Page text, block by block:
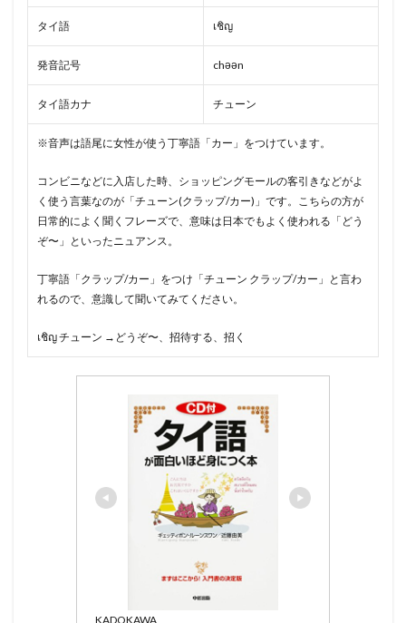
タイ語 เชิญ
発音記号 chəən
タイ語カナ チューン
※音声は語尾に女性が使う丁寧語「カー」をつけています。
コンビニなどに入店した時、ショッピングモールの客引きなどがよ
く使う言葉なのが「チューン(クラップ/カー)」です。こちらの方が
日常的によく聞くフレーズで、意味は日本でもよく使われる「どう
ぞ〜」といったニュアンス。
丁寧語「クラップ/カー」をつけ「チューン クラップ/カー」と言わ
れるので、意識して聞いてみてください。
เชิญ チューン →どうぞ〜、招待する、招く
KADOKAWA